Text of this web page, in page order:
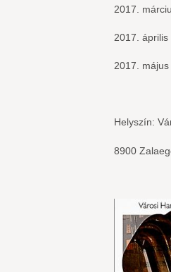
2017.
2017.
2017.
Helyszín:
8900